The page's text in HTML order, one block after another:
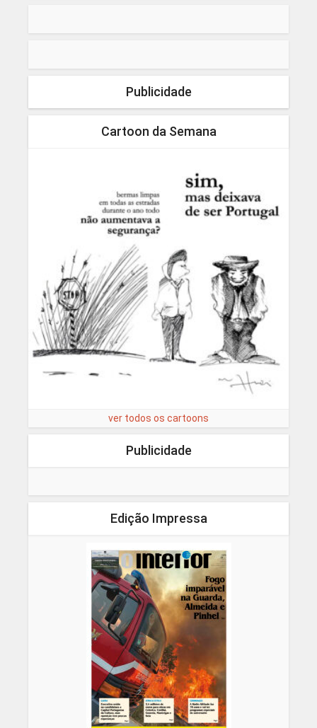
Publicidade
Cartoon da Semana
ver todos os cartoons
Publicidade
Edição Impressa